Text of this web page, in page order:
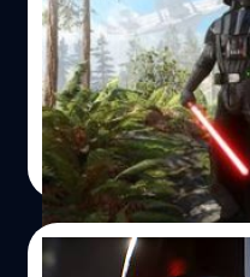
มาดูกันว่าภาพงามๆของ
เกมไหนจะสวยกว่ากัน
วงศกร ปฐมชัยวัฒน์| 3951
Read More
07/10/2015